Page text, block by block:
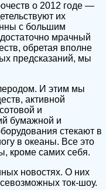
о 2012 годе —
их
с большим
мрачный
обретая вполне
предсказаний, мы
И этим мы
активной
и
бумажной и
стекают в
в океаны. Все это
кроме самих себя.
новостях. О них
ток-шоу.